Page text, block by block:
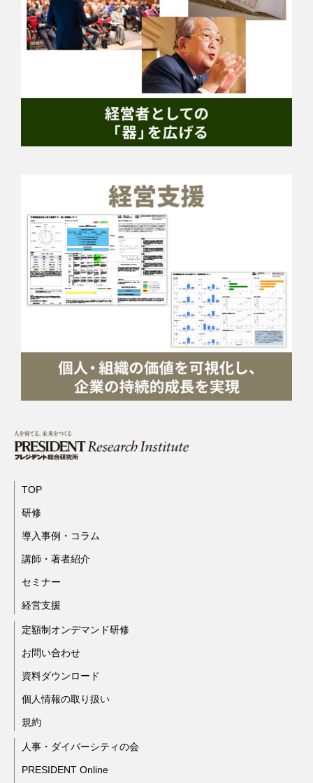
TOP
研修
導入事例・コラム
講師・著者紹介
セミナー
経営支援
定額制オンデマンド研修
お問い合わせ
資料ダウンロード
個人情報の取り扱い
規約
人事・ダイバーシティの会
PRESIDENT Online